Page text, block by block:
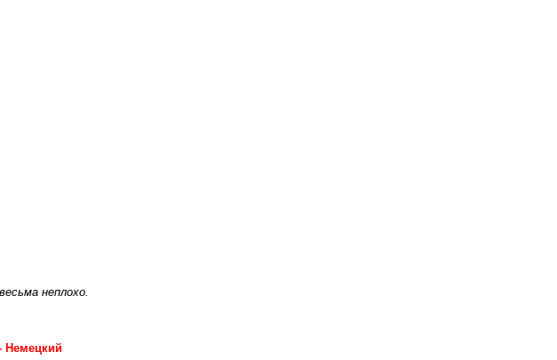
неплохо.
Немецкий